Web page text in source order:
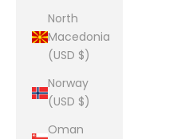
North
Macedonia
(USD $)
Norway
(USD $)
Oman